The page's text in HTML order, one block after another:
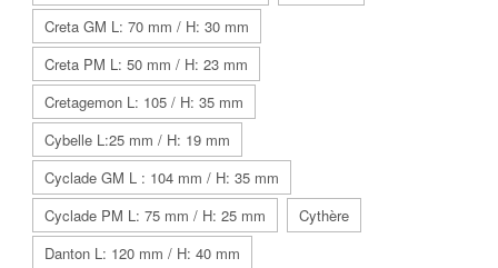
Creta GM L: 70 mm / H: 30 mm
Creta PM L: 50 mm / H: 23 mm
Cretagemon L: 105 / H: 35 mm
Cybelle L:25 mm / H: 19 mm
Cyclade GM L : 104 mm / H: 35 mm
Cyclade PM L: 75 mm / H: 25 mm
Cythère
Danton L: 120 mm / H: 40 mm